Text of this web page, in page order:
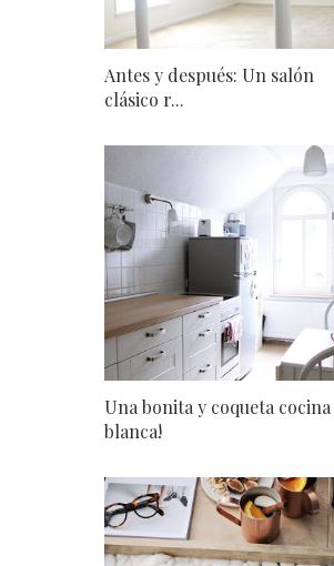
Antes y después: Un salón
clásico r...
Una bonita y coqueta cocina
blanca!